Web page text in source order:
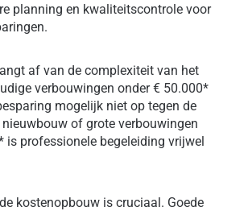
planning en kwaliteitscontrole voor
af van de complexiteit van het
verbouwingen onder € 50.000*
mogelijk niet op tegen de
of grote verbouwingen
is professionele begeleiding vrijwel
kostenopbouw is cruciaal. Goede